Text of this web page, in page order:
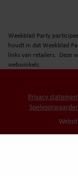
Weekblad Party
houdt in dat Weekblad
links van retailers. Deze
webwinkels.
Privacy
Spelvoorwaarden